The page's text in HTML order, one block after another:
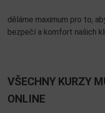
děláme maximum pro to,
bezpečí a komfort našich
VŠECHNY KURZY
ONLINE